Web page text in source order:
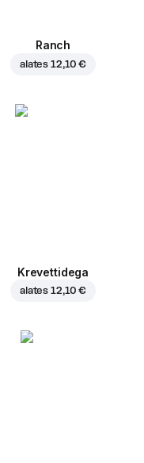
Ranch
alates 12,10 €
Krevettidega
alates 12,10 €